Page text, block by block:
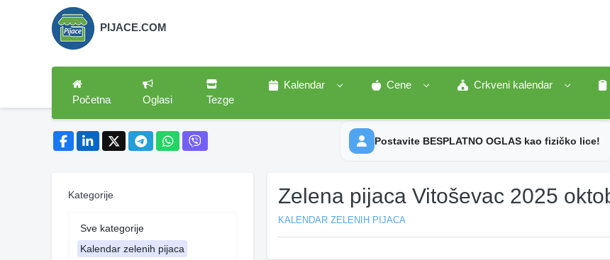
PIJACE.COM
Početna Oglasi Tezge
Kalendar Cene Crkveni kalendar
Postavite BESPLATNO OGLAS kao fizičko lice!
Kategorije
Sve kategorije
Kalendar zelenih pijaca
Zelena pijaca Vitoševac 2025
KALENDAR ZELENIH PIJACA